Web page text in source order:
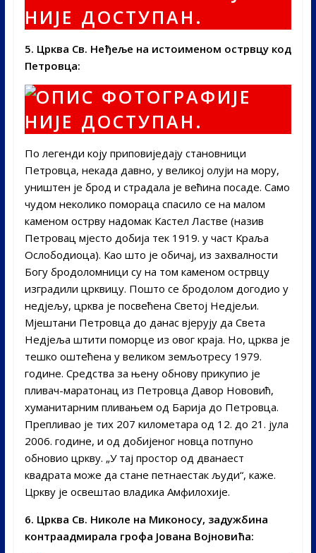
5. Црква Св. Неђеље на истоименом острвцу код
Петровца:
По легенди коју приповиједају становници
Петровца, некада давно, у великој олуји на мору,
уништен је брод и страдала је већина посаде. Само
чудом неколико помораца спасило се на малом
каменом острву надомак Кастел Ластве (назив
Петровац мјесто добија тек 1919. у част Краља
Ослободиоца). Као што је обичај, из захвалности
Богу бродоломници су на том каменом острвцу
изградили црквицу. Пошто се бродолом догодио у
недјељу, црква је посвећена Светој Недјељи.
Мјештани Петровца до данас вјерују да Света
Недјеља штити поморце из овог краја. Но, црква је
тешко оштећена у великом земљотресу 1979.
године. Средства за њену обнову прикупио је
пливач-маратонац из Петровца Давор Нововић,
хуманитарним пливањем од Барија до Петровца.
Препливао је тих 207 километара од 12. до 21. јула
2006. године, и од добијеног новца потпуно
обновио цркву. „У тај простор од дванаест
квадрата може да стане петнаестак људи“, каже.
Цркву је освештао владика Амфилохије.
6. Црква Св. Николе на Миконосу, задужбина
контраадмирала грофа Јована Војновића: